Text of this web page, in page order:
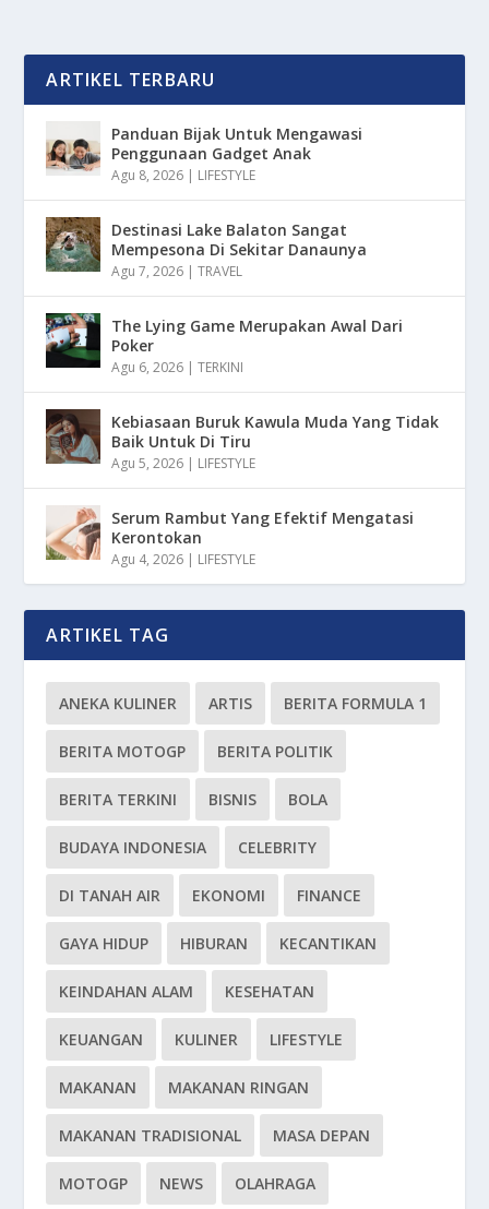
ARTIKEL TERBARU
Panduan Bijak Untuk Mengawasi
Penggunaan Gadget Anak
Agu 8, 2026 | LIFESTYLE
Destinasi Lake Balaton Sangat
Mempesona Di Sekitar Danaunya
Agu 7, 2026 |TRAVEL
The Lying Game Merupakan Awal Dari
Poker
Agu 6, 2026 |TERKINI
Kebiasaan Buruk Kawula Muda Yang Tidak
Baik Untuk Di Tiru
Agu 5, 2026 | LIFESTYLE
Serum Rambut Yang Efektif Mengatasi
Kerontokan
Agu 4, 2026 | LIFESTYLE
ARTIKEL TAG
ANEKA KULINER ARTIS BERITA FORMULA 1
BERITA MOTOGP BERITA POLITIK
BERITA TERKINI BISNIS BOLA
BUDAYA INDONESIA CELEBRITY
DI TANAH AIR EKONOMI FINANCE
GAYA HIDUP HIBURAN KECANTIKAN
KEINDAHAN ALAM KESEHATAN
KEUANGAN KULINER LIFESTYLE
MAKANAN MAKANAN RINGAN
MAKANAN TRADISIONAL MASA DEPAN
MOTOGP NEWS OLAHRAGA